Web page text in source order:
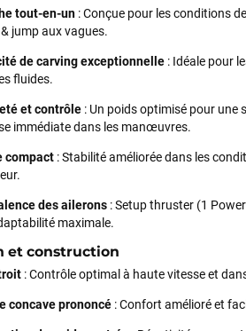
tout-en-un : Conçue pour les conditions
jump aux vagues.
de carving exceptionnelle : Idéale pour
fluides.
et contrôle : Un poids optimisé pour une
immédiate dans les manœuvres.
compact : Stabilité améliorée dans les
des ailerons : Setup thruster (1
maximale.
et construction
: Contrôle optimal à haute vitesse et
concave prononcé : Confort amélioré et